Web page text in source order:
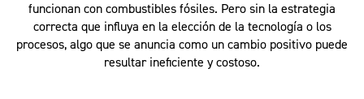
funcionan con combustibles fósiles. Pero sin la estrategia
correcta que influya en la elección de la tecnología o los
procesos, algo que se anuncia como un cambio positivo puede
resultar ineficiente y costoso.